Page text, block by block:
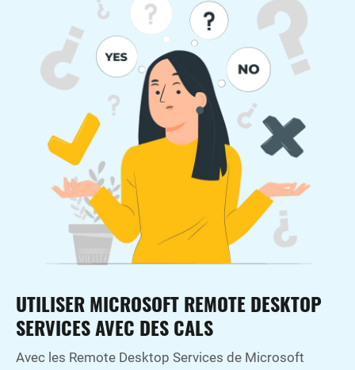
UTILISER MICROSOFT REMOTE DESKTOP
SERVICES AVEC DES CALS
Avec les Remote Desktop Services de Microsoft